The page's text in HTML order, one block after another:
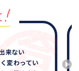
来ない
変わってい